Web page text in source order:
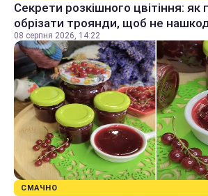
Секрети розкішного цвітіння: як
обрізати троянди, щоб не
08 серпня 2026, 14:22
СМАЧНО